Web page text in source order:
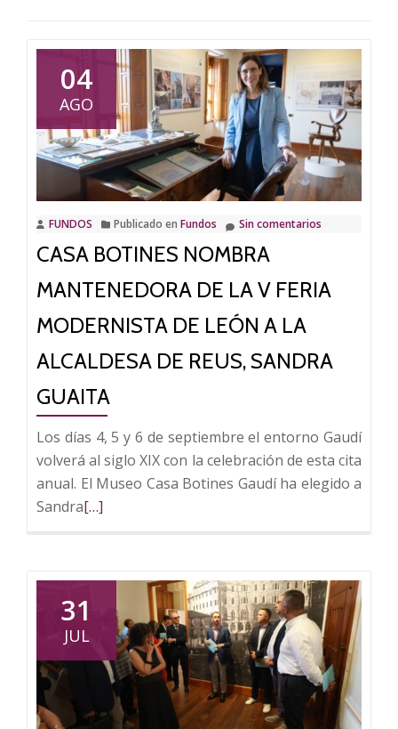
04
AGO
FUNDOS Publicado en Fundos Sin comentarios
CASA BOTINES NOMBRA
MANTENEDORA DE LA V FERIA
MODERNISTA DE LEÓN A LA
ALCALDESA DE REUS, SANDRA
GUAITA
Los días 4, 5 y 6 de septiembre el entorno Gaudí
volverá al siglo XIX con la celebración de esta cita
anual. El Museo Casa Botines Gaudí ha elegido a
SandraLeer
Botines
nombra
mantenedora
de
V
[…]
31
JUL